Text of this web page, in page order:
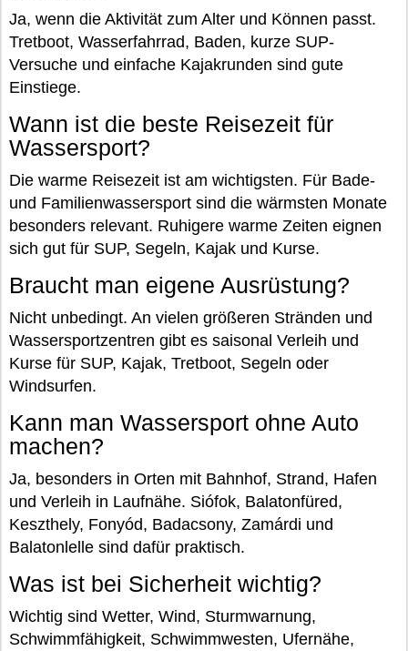
Ja, wenn die Aktivität zum Alter und Können passt.
Tretboot, Wasserfahrrad, Baden, kurze SUP-
Versuche und einfache Kajakrunden sind gute
Einstiege.
Wann ist die beste Reisezeit für
Wassersport?
Die warme Reisezeit ist am wichtigsten. Für Bade-
und Familienwassersport sind die wärmsten Monate
besonders relevant. Ruhigere warme Zeiten eignen
sich gut für SUP, Segeln, Kajak und Kurse.
Braucht man eigene Ausrüstung?
Nicht unbedingt. An vielen größeren Stränden und
Wassersportzentren gibt es saisonal Verleih und
Kurse für SUP, Kajak, Tretboot, Segeln oder
Windsurfen.
Kann man Wassersport ohne Auto
machen?
Ja, besonders in Orten mit Bahnhof, Strand, Hafen
und Verleih in Laufnähe. Siófok, Balatonfüred,
Keszthely, Fonyód, Badacsony, Zamárdi und
Balatonlelle sind dafür praktisch.
Was ist bei Sicherheit wichtig?
Wichtig sind Wetter, Wind, Sturmwarnung,
Schwimmfähigkeit, Schwimmwesten, Ufernähe,